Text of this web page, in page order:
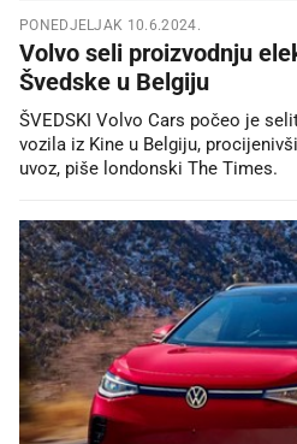
PONEDJELJAK 10.6.2024.
Volvo seli proizvodnju
Švedske u Belgiju
ŠVEDSKI Volvo Cars počeo je
vozila iz Kine u Belgiju,
uvoz, piše londonski The Times.